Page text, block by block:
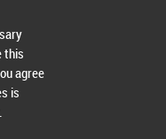
this
agree
is
.